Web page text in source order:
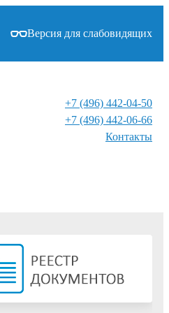
Версия для слабовидящих
+7 (496) 442-04-50
+7 (496) 442-06-66
Контакты⁠